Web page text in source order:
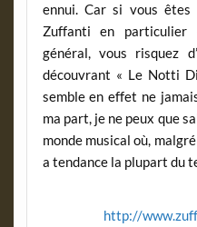
ennui. Car si vous
Zuffanti en
général, vous risquez
découvrant « Le Notti
semble en effet ne
ma part, je ne peux que
monde musical où,
a tendance la plupart du
http://